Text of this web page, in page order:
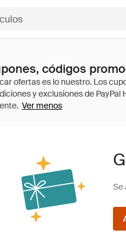
códigos
Ver menos
Se